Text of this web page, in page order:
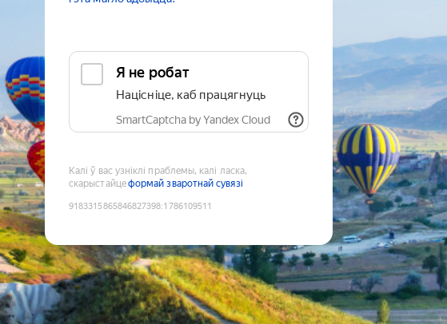
Я не робат
Націсніце, каб працягнуць
SmartCaptcha by Yandex Cloud
Калі ў вас узніклі праблемы, калі ласка,
скарыстайцеформай зваротнай сувязі
9183315865846827398:1786109511